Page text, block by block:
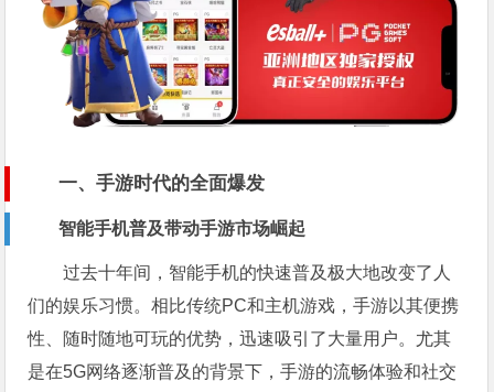
一、手游时代的全面爆发
智能手机普及带动手游市场崛起
过去十年间，智能手机的快速普及极大地改变了人
们的娱乐习惯。相比传统PC和主机游戏，手游以其便携
性、随时随地可玩的优势，迅速吸引了大量用户。尤其
是在5G网络逐渐普及的背景下，手游的流畅体验和社交